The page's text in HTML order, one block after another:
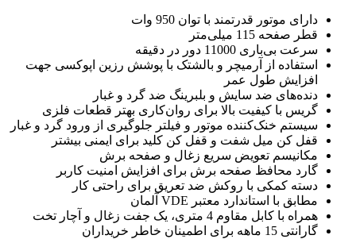
دارای موتور قدرتمند با توان 950 وات
قطر صفحه 115 میلی‌متر
سرعت بی‌باری 11000 دور در دقیقه
استفاده از آرمیچر و بالشتک با پوشش رزین اپوکسی جهت
افزایش طول عمر
دنده‌های ضد سایش و بلبرینگ ضد گرد و غبار
گریس با کیفیت بالا برای روان‌کاری بهتر قطعات فلزی
سیستم خنک‌کننده موتور و فیلتر جلوگیری از ورود گرد و غبار
قفل کن میل شفت و قفل کن کلید برای ایمنی بیشتر
مکانیسم تعویض سریع زغال و صفحه برش
گارد محافظ صفحه برش برای افزایش امنیت کاربر
دسته کمکی با روکش ضد تعریق برای راحتی کار
مطابق با استاندارد معتبر VDE آلمان
همراه با کابل مقاوم 4 متری، یک جفت زغال و آچار تخت
گارانتی 15 ماهه برای اطمینان خاطر خریداران